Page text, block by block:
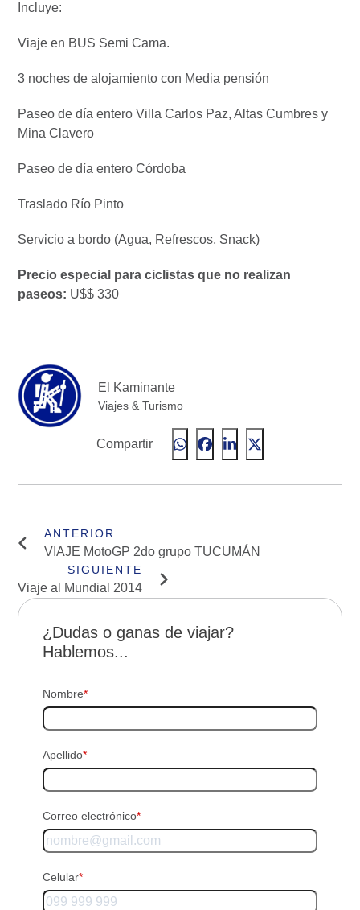
Incluye:
Viaje en BUS Semi Cama.
3 noches de alojamiento con Media pensión
Paseo de día entero Villa Carlos Paz, Altas Cumbres y
Mina Clavero
Paseo de día entero Córdoba
Traslado Río Pinto
Servicio a bordo (Agua, Refrescos, Snack)
Precio especial para ciclistas que no realizan
paseos: U$$ 330
El Kaminante
Viajes & Turismo
Compartir
VIAJE MotoGP 2do grupo TUCUMÁN
Viaje al Mundial 2014
¿Dudas o ganas de viajar?
Hablemos...
Nombre*
Apellido*
Correo electrónico*
Celular*